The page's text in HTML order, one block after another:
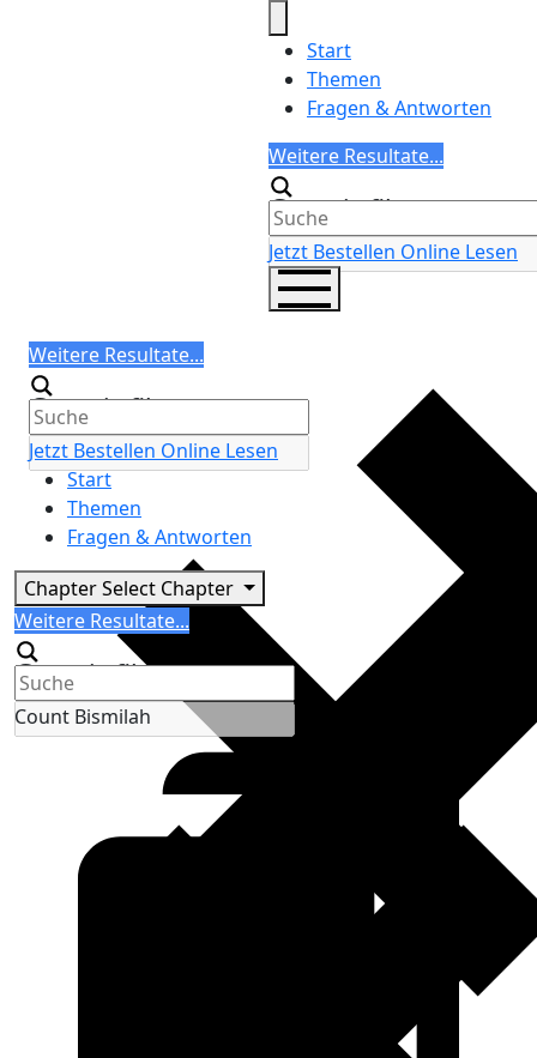
Start
Themen
Fragen & Antworten
Search
Weitere Resultate...
Generic filters
Jetzt Bestellen Online Lesen
Search
Weitere Resultate...
Generic filters
Jetzt Bestellen Online Lesen
Start
Themen
Fragen & Antworten
ChapterSelect Chapter
Search
Weitere Resultate...
Generic filters
Count Bismilah